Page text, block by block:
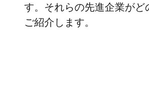
す。それらの先進企業が
ご紹介します。